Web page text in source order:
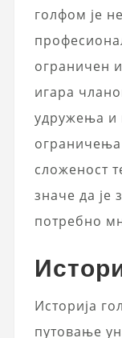
голфом је
ограничен
игара
удружења и
сложеност
значе да је
потребно
Историја
путовање